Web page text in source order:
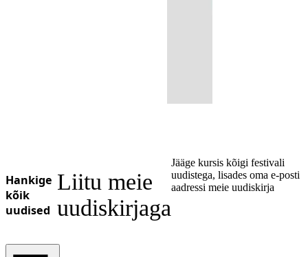
Hankige
kõik
uudised
Liitu meie
uudiskirjaga
Jääge kursis kõigi festivali
uudistega, lisades oma e-posti
aadressi meie uudiskirja